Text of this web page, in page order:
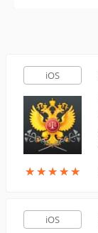
iOS
★★★★★
★★★★★
iOS